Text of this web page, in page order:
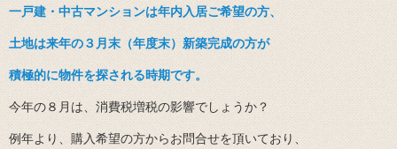
一戸建・中古マンションは年内入居ご希望の方、
土地は来年の３月末（年度末）新築完成の方が
積極的に物件を探される時期です。
今年の８月は、消費税増税の影響でしょうか？
例年より、購入希望の方からお問合せを頂いており、